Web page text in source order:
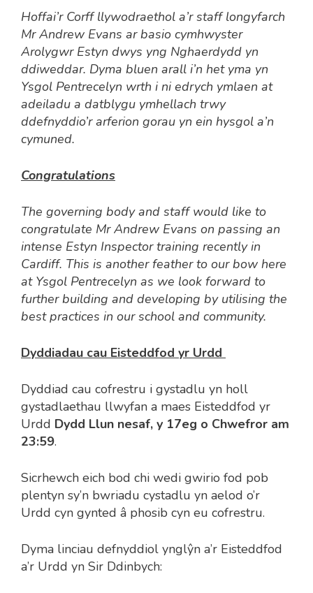
Hoffai’r Corff llywodraethol a’r staff longyfarch
Mr Andrew Evans ar basio cymhwyster
Arolygwr Estyn dwys yng Nghaerdydd yn
ddiweddar. Dyma bluen arall i’n het yma yn
Ysgol Pentrecelyn wrth i ni edrych ymlaen at
adeiladu a datblygu ymhellach trwy
ddefnyddio’r arferion gorau yn ein hysgol a’n
cymuned.
Congratulations
The governing body and staff would like to
congratulate Mr Andrew Evans on passing an
intense Estyn Inspector training recently in
Cardiff. This is another feather to our bow here
at Ysgol Pentrecelyn as we look forward to
further building and developing by utilising the
best practices in our school and community.
Dyddiadau cau Eisteddfod yr Urdd
Dyddiad cau cofrestru i gystadlu yn holl
gystadlaethau llwyfan a maes Eisteddfod yr
Urdd Dydd Llun nesaf, y 17eg o Chwefror am
23:59.
Sicrhewch eich bod chi wedi gwirio fod pob
plentyn sy’n bwriadu cystadlu yn aelod o’r
Urdd cyn gynted â phosib cyn eu cofrestru.
Dyma linciau defnyddiol ynglŷn a’r Eisteddfod
a’r Urdd yn Sir Ddinbych: